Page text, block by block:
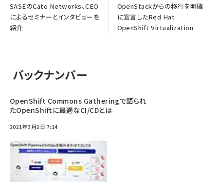
SASEのCato Networks、CEO
によるセミナーとインタビューを
紹介
OpenStackからの移行を明確
に宣言したRed Hat
OpenShift Virtualization
バックナンバー
OpenShift Commons Gatheringで語られ
たOpenShiftに最適なCI/CDとは
2021年3月2日 7:14